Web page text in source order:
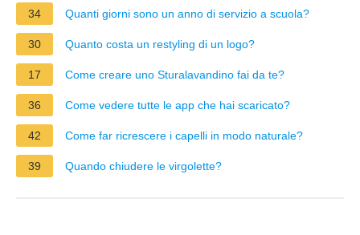
34 Quanti giorni sono un anno di servizio a scuola?
30 Quanto costa un restyling di un logo?
17 Come creare uno Sturalavandino fai da te?
36 Come vedere tutte le app che hai scaricato?
42 Come far ricrescere i capelli in modo naturale?
39 Quando chiudere le virgolette?